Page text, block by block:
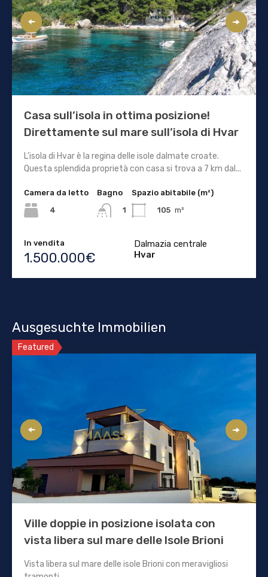
Casa sull’isola in ottima posizione!
Direttamente sul mare sull’isola di Hvar
L'isola di Hvar è la regina delle isole dalmate croate.
Questa splendida proprietà con casa si trova a 7 km dal...
Camera da letto
4
Bagno
1
Spazio abitabile (m²)
105 m²
In vendita
1.500.000€
Dalmazia centrale
Hvar
Ausgesuchte Immobilien
Featured
Ville doppie in posizione isolata con
vista libera sul mare delle Isole Brioni
Vista libera sul mare delle isole Brioni con meravigliosi